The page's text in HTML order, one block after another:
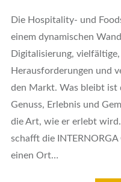
Die Hospitality- und
einem dynamischen
Digitalisierung,
Herausforderungen und
den Markt. Was bleibt ist
Genuss, Erlebnis und
die Art, wie er erlebt
schafft die
einen Ort…